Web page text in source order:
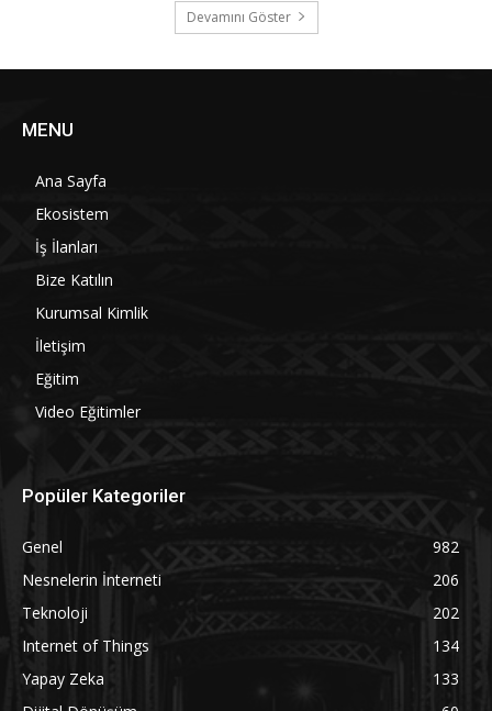
Devamını Göster
MENU
Ana Sayfa
Ekosistem
İş İlanları
Bize Katılın
Kurumsal Kimlik
İletişim
Eğitim
Video Eğitimler
Popüler Kategoriler
Genel
982
Nesnelerin İnterneti
206
Teknoloji
202
Internet of Things
134
Yapay Zeka
133